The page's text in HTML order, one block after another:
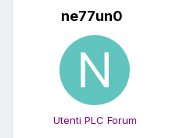
ne77un0
Utenti PLC Forum